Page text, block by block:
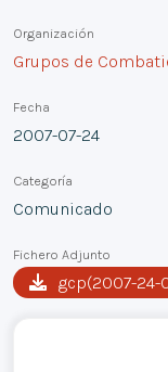
Organización
Grupos de
Fecha
2007-07-24
Categoría
Comunicado
Fichero Adjunto
gcp(2007-24-